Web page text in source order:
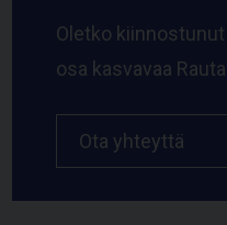
Oletko
osa kasvavaa
Ota yhteyttä